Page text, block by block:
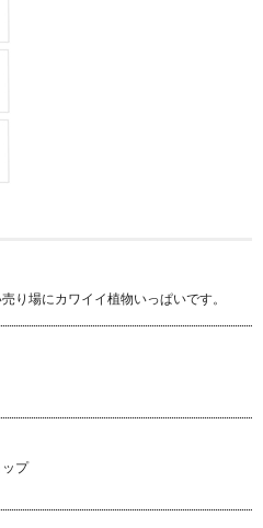
り場にカワイイ植物いっぱいです。
プ